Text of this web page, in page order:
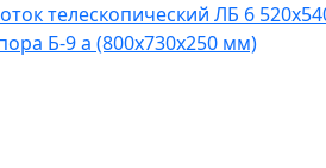
телескопический ЛБ 6
Б-9 а (800х730х250 мм)